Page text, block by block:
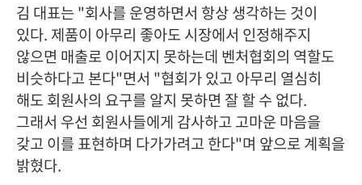
김 대표는 "회사를 운영하면서 항상 생각하는 것이
있다. 제품이 아무리 좋아도 시장에서 인정해주지
않으면 매출로 이어지지 못하는데 벤처협회의 역할도
비슷하다고 본다"면서 "협회가 있고 아무리 열심히
해도 회원사의 요구를 알지 못하면 잘 할 수 없다.
그래서 우선 회원사들에게 감사하고 고마운 마음을
갖고 이를 표현하며 다가가려고 한다"며 앞으로 계획을
밝혔다.